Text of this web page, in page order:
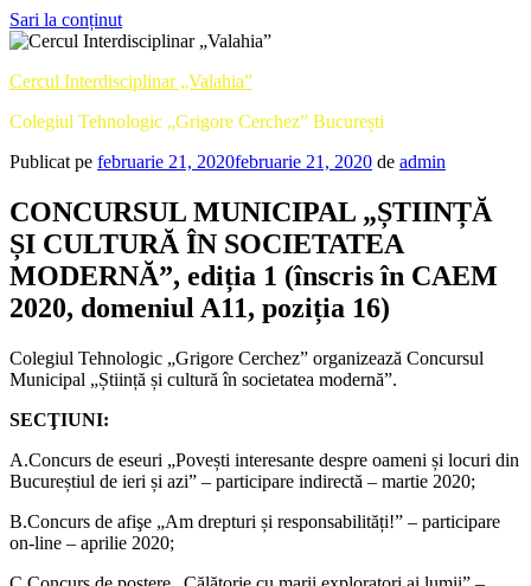
Sari la conținut
Cercul Interdisciplinar „Valahia”
Colegiul Tehnologic „Grigore Cerchez” București
Publicat pe februarie 21, 2020februarie 21, 2020 de admin
CONCURSUL MUNICIPAL „ȘTIINȚĂ
ȘI CULTURĂ ÎN SOCIETATEA
MODERNĂ”, ediția 1 (înscris în CAEM
2020, domeniul A11, poziția 16)
Colegiul Tehnologic „Grigore Cerchez” organizează Concursul
Municipal „Știință și cultură în societatea modernă”.
SECŢIUNI:
A.Concurs de eseuri „Povești interesante despre oameni și locuri din
Bucureștiul de ieri și azi” – participare indirectă – martie 2020;
B.Concurs de afişe „Am drepturi și responsabilități!” – participare
on-line – aprilie 2020;